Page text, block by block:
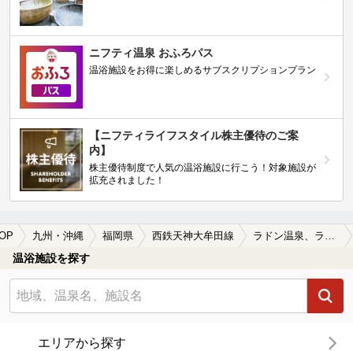
ニフティ温泉 おふろパス
温浴施設をお得に楽しめるサブスクリプションプラン
【ニフティライフスタイル株主優待のご案
内】
株主優待制度で人気の温浴施設に行こう！対象施設が
拡充されました！
九州・沖縄 福岡県 西鉄天神大牟田線 ラドン温泉、ラジウム温泉が楽しめる西鉄天神大牟田線周辺の温泉、日帰り温泉、スーパー銭湯を探す
温浴施設を探す
エリアから探す